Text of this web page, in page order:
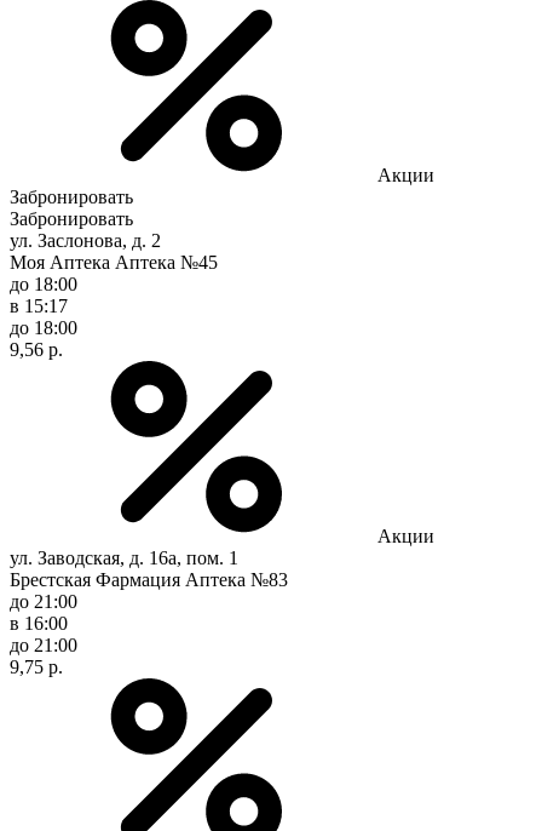
Акции
Забронировать
Забронировать
ул. Заслонова, д. 2
Моя Аптека Аптека №45
до 18:00
в 15:17
до 18:00
9,56 р.
Акции
ул. Заводская, д. 16а, пом. 1
Брестская Фармация Аптека №83
до 21:00
в 16:00
до 21:00
9,75 р.